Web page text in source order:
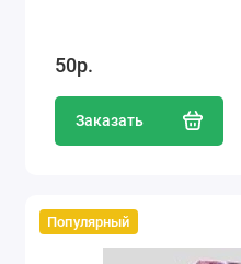
50р.
Заказать
Популярный